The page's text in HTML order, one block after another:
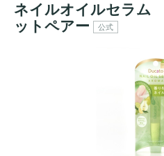
ネイルオイルセラ
ットペアー
公式